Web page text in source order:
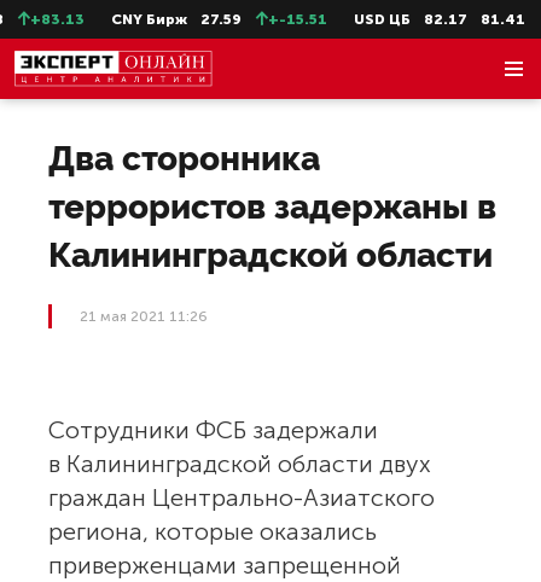
+83.13 CNY Бирж 27.59 +-15.51 USD ЦБ 82.17 81.41
Два сторонника
террористов задержаны в
Калининградской области
21 мая 2021 11:26
Сотрудники ФСБ задержали
в Калининградской области двух
граждан Центрально-Азиатского
региона, которые оказались
приверженцами запрещенной